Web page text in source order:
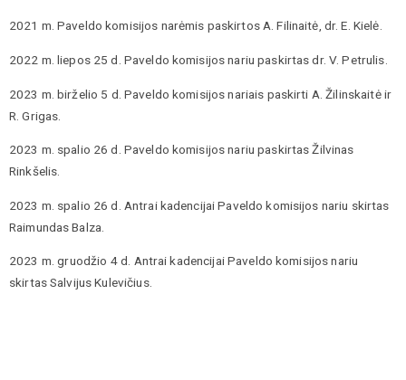
2021 m. Paveldo komisijos narėmis paskirtos A. Filinaitė, dr. E. Kielė.
2022 m. liepos 25 d. Paveldo komisijos nariu paskirtas dr. V. Petrulis.
2023 m. birželio 5 d. Paveldo komisijos nariais paskirti A. Žilinskaitė ir
R. Grigas.
2023 m. spalio 26 d. Paveldo komisijos nariu paskirtas Žilvinas
Rinkšelis.
2023 m. spalio 26 d. Antrai kadencijai Paveldo komisijos nariu skirtas
Raimundas Balza.
2023 m. gruodžio 4 d. Antrai kadencijai Paveldo komisijos nariu
skirtas Salvijus Kulevičius.